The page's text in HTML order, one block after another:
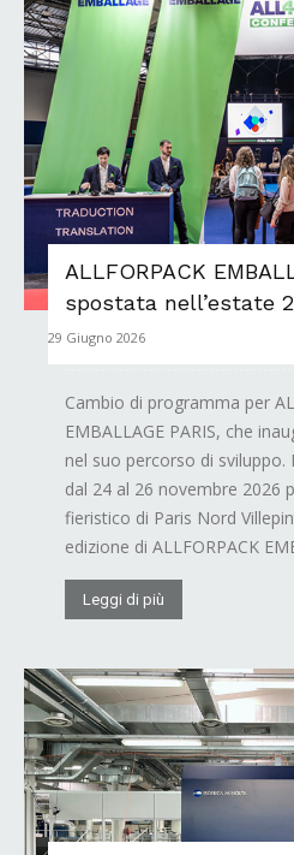
ALLFORPACK
spostata nell’estate
29 Giugno 2026
Cambio di programma per
EMBALLAGE PARIS, che
nel suo percorso di sviluppo.
dal 24 al 26 novembre 2026
fieristico di Paris Nord
edizione di ALLFORPACK
Leggi di più